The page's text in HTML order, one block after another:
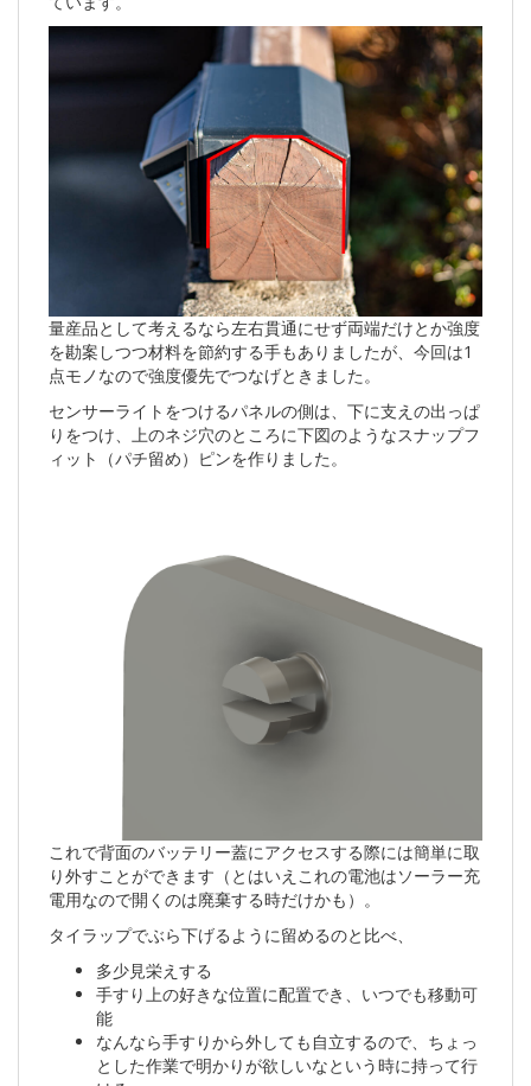
量産品として考えるなら左右貫通にせず両端だけとか強度
を勘案しつつ材料を節約する手もありましたが、今回は1
点モノなので強度優先でつなげときました。
センサーライトをつけるパネルの側は、下に支えの出っぱ
りをつけ、上のネジ穴のところに下図のようなスナップフ
ィット（パチ留め）ピンを作りました。
これで背面のバッテリー蓋にアクセスする際には簡単に取
り外すことができます（とはいえこれの電池はソーラー充
電用なので開くのは廃棄する時だけかも）。
タイラップでぶら下げるように留めるのと比べ、
多少見栄えする
手すり上の好きな位置に配置でき、いつでも移動可
能
なんなら手すりから外しても自立するので、ちょっ
とした作業で明かりが欲しいなという時に持って行